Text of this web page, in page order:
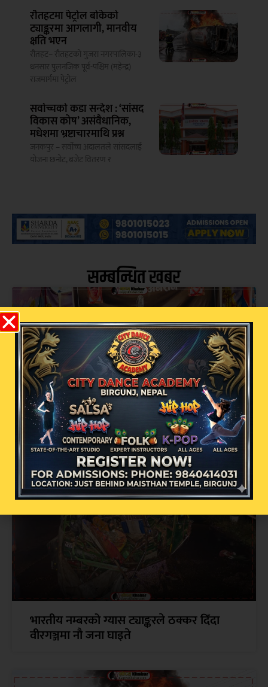
रौतहटमा पेट्रोल बोकेको
ट्याङ्करमा आगलागी, मानवीय
क्षति भएन
रौतहट– रौतहटको गुजरा नगरपालिका-३
धनसार पुलनजिक पूर्व-पश्चिम (महेन्द्र)
राजमार्गमा पेट्रोल
सर्वोच्चको कडा सन्देश : ‘सांसद
विकास कोष’ असंवैधानिक,
मधेशमा भ्रष्टाचारमाथि प्रश्न
जनकपुर – सर्वोच्च अदालतले सांसदलाई
योजना छनोट, बजेट वितरण र
सम्बन्धित खबर
आठौँ दिनको आमरण अनशन: विनय यादवको
संघर्ष, योगदान र राज्यको मौनता
भारतीय नम्बरको ग्यास ट्याङ्करले ठक्कर दिँदा
वीरगञ्जमा नौ जना घाइते